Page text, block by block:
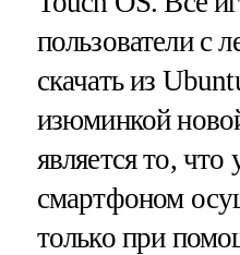
пользователи с
скачать из
изюминкой
является то, что
смартфоном
только при